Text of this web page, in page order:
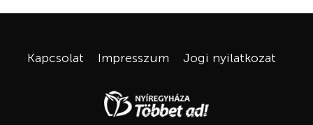
Kapcsolat Impresszum Jogi nyilatkozat